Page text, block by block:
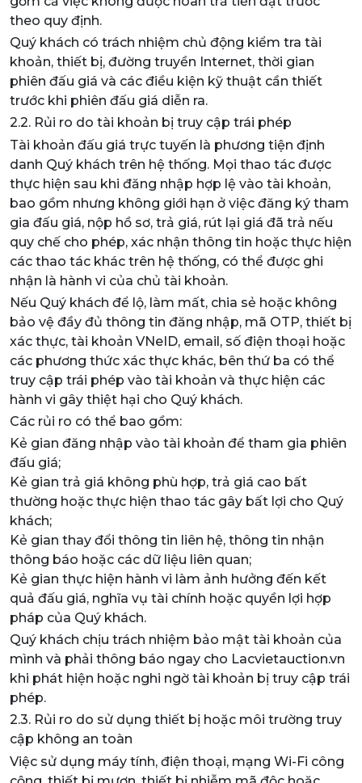
theo quy định.
Quý khách có trách nhiệm chủ động kiểm tra tài
khoản, thiết bị, đường truyền Internet, thời gian
phiên đấu giá và các điều kiện kỹ thuật cần thiết
trước khi phiên đấu giá diễn ra.
2.2. Rủi ro do tài khoản bị truy cập trái phép
Tài khoản đấu giá trực tuyến là phương tiện định
danh Quý khách trên hệ thống. Mọi thao tác được
thực hiện sau khi đăng nhập hợp lệ vào tài khoản,
bao gồm nhưng không giới hạn ở việc đăng ký tham
gia đấu giá, nộp hồ sơ, trả giá, rút lại giá đã trả nếu
quy chế cho phép, xác nhận thông tin hoặc thực hiện
các thao tác khác trên hệ thống, có thể được ghi
nhận là hành vi của chủ tài khoản.
Nếu Quý khách để lộ, làm mất, chia sẻ hoặc không
bảo vệ đầy đủ thông tin đăng nhập, mã OTP, thiết bị
xác thực, tài khoản VNeID, email, số điện thoại hoặc
các phương thức xác thực khác, bên thứ ba có thể
truy cập trái phép vào tài khoản và thực hiện các
hành vi gây thiệt hại cho Quý khách.
Các rủi ro có thể bao gồm:
Kẻ gian đăng nhập vào tài khoản để tham gia phiên
đấu giá;
Kẻ gian trả giá không phù hợp, trả giá cao bất
thường hoặc thực hiện thao tác gây bất lợi cho Quý
khách;
Kẻ gian thay đổi thông tin liên hệ, thông tin nhận
thông báo hoặc các dữ liệu liên quan;
Kẻ gian thực hiện hành vi làm ảnh hưởng đến kết
quả đấu giá, nghĩa vụ tài chính hoặc quyền lợi hợp
pháp của Quý khách.
Quý khách chịu trách nhiệm bảo mật tài khoản của
mình và phải thông báo ngay cho Lacvietauction.vn
khi phát hiện hoặc nghi ngờ tài khoản bị truy cập trái
phép.
2.3. Rủi ro do sử dụng thiết bị hoặc môi trường truy
cập không an toàn
Việc sử dụng máy tính, điện thoại, mạng Wi-Fi công